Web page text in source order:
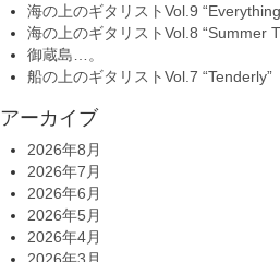
海の上のギタリストVol.9
海の上のギタリストVol.8 “Summer
御蔵島…。
船の上のギタリストVol.7 “Tenderly”
アーカイブ
2026年8月
2026年7月
2026年6月
2026年5月
2026年4月